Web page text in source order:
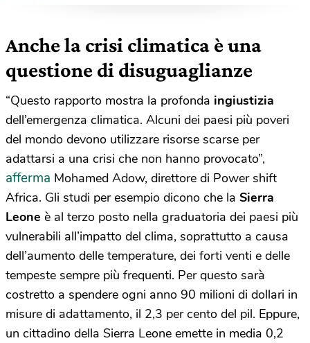
Anche la crisi climatica è una
questione di disuguaglianze
“Questo rapporto mostra la profonda ingiustizia
dell’emergenza climatica. Alcuni dei paesi più poveri
del mondo devono utilizzare risorse scarse per
adattarsi a una crisi che non hanno provocato”,
afferma Mohamed Adow, direttore di Power shift
Africa. Gli studi per esempio dicono che la Sierra
Leone è al terzo posto nella graduatoria dei paesi più
vulnerabili all’impatto del clima, soprattutto a causa
dell’aumento delle temperature, dei forti venti e delle
tempeste sempre più frequenti. Per questo sarà
costretto a spendere ogni anno 90 milioni di dollari in
misure di adattamento, il 2,3 per cento del pil. Eppure,
un cittadino della Sierra Leone emette in media 0,2